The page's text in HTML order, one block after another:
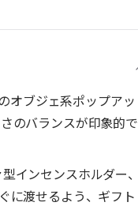
オブジェ系ポップアッ
のバランスが印象的で
インセンスホルダー、
に渡せるよう、ギフト